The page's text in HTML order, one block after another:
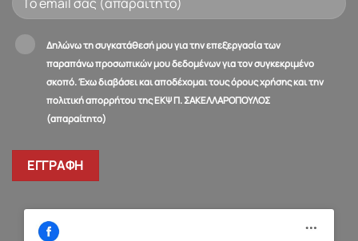
Δηλώνω τη συγκατάθεσή μου για την επεξεργασία των
παραπάνω προσωπικών μου δεδομένων για τον συγκεκριμένο
σκοπό. Έχω διαβάσει και αποδέχομαι τους όρους χρήσης και την
πολιτική απορρήτου της ΕΚΨ Π. ΣΑΚΕΛΛΑΡΟΠΟΥΛΟΣ
(απαραίτητο)